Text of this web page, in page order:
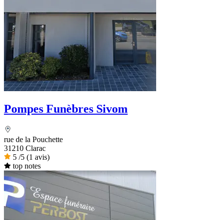
Pompes Funèbres Sivom
rue de la Pouchette
31210 Clarac
5 /5 (1 avis)
top notes